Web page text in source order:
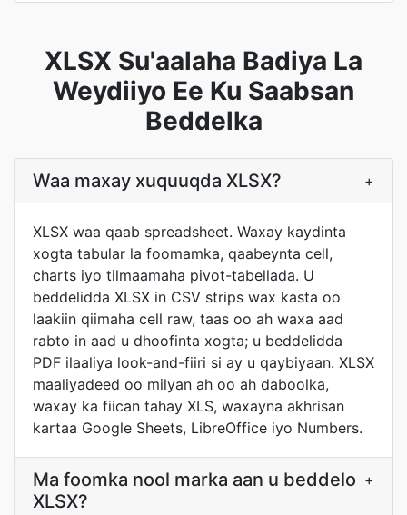
XLSX Su'aalaha Badiya La
Weydiiyo Ee Ku Saabsan
Beddelka
Waa maxay xuquuqda XLSX? +
XLSX waa qaab spreadsheet. Waxay kaydinta
xogta tabular la foomamka, qaabeynta cell,
charts iyo tilmaamaha pivot-tabellada. U
beddelidda XLSX in CSV strips wax kasta oo
laakiin qiimaha cell raw, taas oo ah waxa aad
rabto in aad u dhoofinta xogta; u beddelidda
PDF ilaaliya look-and-fiiri si ay u qaybiyaan. XLSX
maaliyadeed oo milyan ah oo ah daboolka,
waxay ka fiican tahay XLS, waxayna akhrisan
kartaa Google Sheets, LibreOffice iyo Numbers.
Ma foomka nool marka aan u beddelo
XLSX?
+